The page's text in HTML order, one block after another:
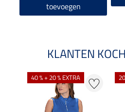
toevoegen
KLANTEN
40 % + 20 % EXTRA